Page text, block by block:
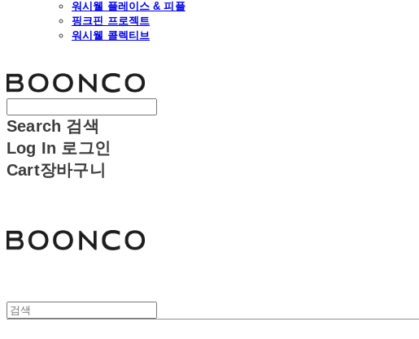
워시웰 플레이스 & 피플
핑크핀 프로젝트
워시웰 콜렉티브
Search 검색
Log In 로그인
Cart장바구니